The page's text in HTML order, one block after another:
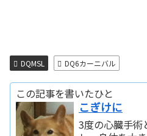
DQMSL DQ6カーニバル
この記事を書いたひと
こぎけに
3度の心臓手術